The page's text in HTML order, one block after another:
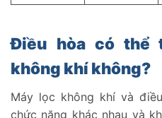
Điều hòa có thể
không khí không?
Máy lọc không khí và
chức năng khác nhau và